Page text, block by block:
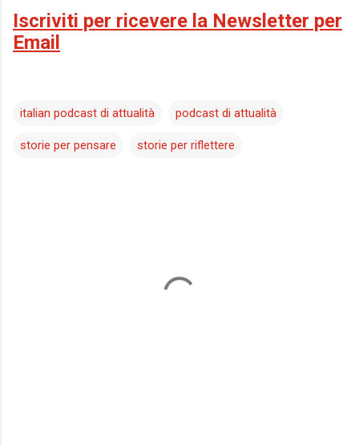
Iscriviti per ricevere la Newsletter per
Email
italian podcast di attualità podcast di attualità
storie per pensare storie per riflettere